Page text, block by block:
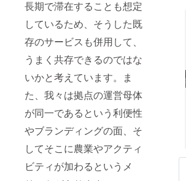
長期で滞在することも想定
しているため、そうした既
存のサービスも併用して、
うまく共存できるのではな
いかと考えています。ま
た、我々は拠点の運営母体
が同一であるという利便性
やブランディングの面、そ
してそこに農業やアクティ
ビティが加わるというメ